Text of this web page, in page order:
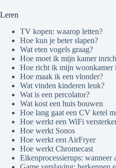
Leren
TV kopen: waarop letten?
Hoe kun je beter slapen?
Wat eten vogels graag?
Hoe moet ik mijn kamer
Hoe richt ik mijn woonkamer
Hoe maak ik een vlonder?
Wat vinden kinderen leuk?
Wat is een percolator?
Wat kost een huis bouwen
Hoe lang gaat een CV ketel
Hoe werkt een WiFi
Hoe werkt Sonos
Hoe werkt een AirFryer
Hoe werkt Chromecast
Eikenprocessierups: wanneer